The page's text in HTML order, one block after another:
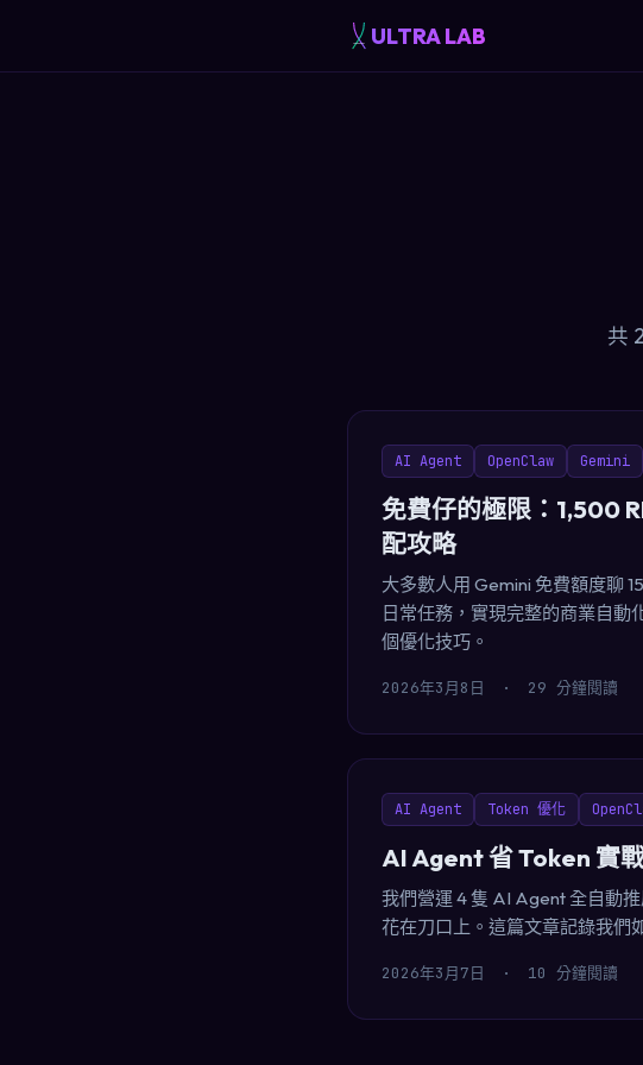
ULTRA LAB
共
AI Agent OpenClaw Gemini
免費仔的極限：1,500
配攻略
大多數人用 Gemini 免費額度聊
日常任務，實現完整的商業自動
個優化技巧。
2026年3月8日 · 29 分鐘閱讀
AI Agent Token 優化
AI Agent 省 Token 實
我們營運 4 隻 AI Agent 全自動
花在刀口上。這篇文章記錄我們
2026年3月7日 · 10 分鐘閱讀